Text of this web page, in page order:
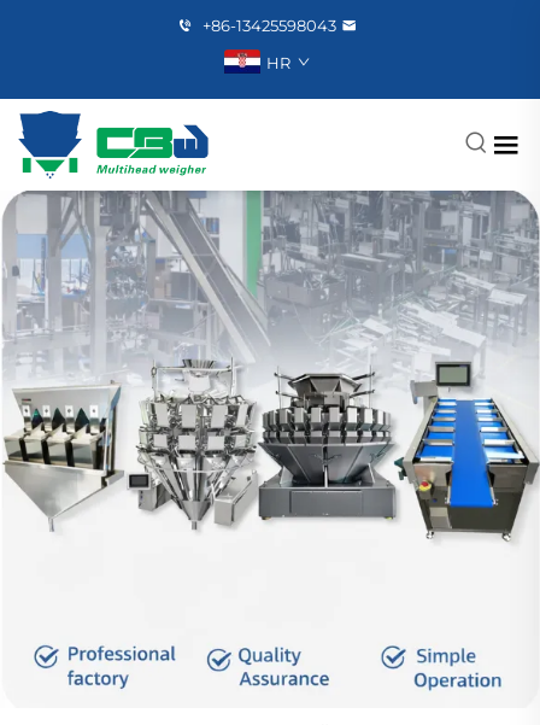
+86-13425598043
HR